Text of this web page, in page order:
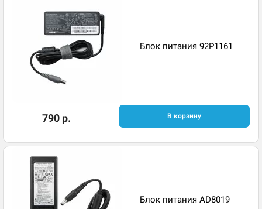
Блок питания 92P1161
790 р. В корзину
Блок питания AD8019